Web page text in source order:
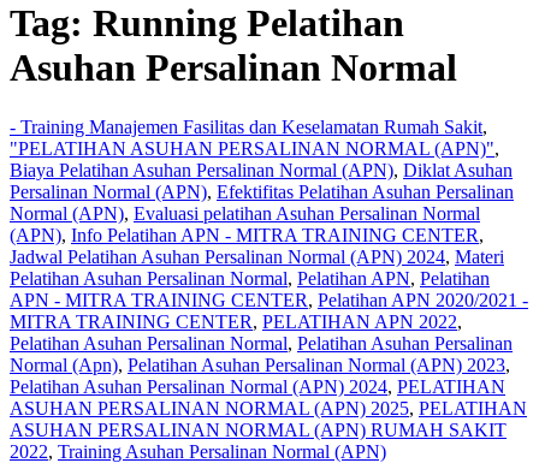
Tag: Running Pelatihan
Asuhan Persalinan Normal
- Training Manajemen Fasilitas dan Keselamatan Rumah Sakit,
"PELATIHAN ASUHAN PERSALINAN NORMAL (APN)",
Biaya Pelatihan Asuhan Persalinan Normal (APN), Diklat Asuhan
Persalinan Normal (APN), Efektifitas Pelatihan Asuhan Persalinan
Normal (APN), Evaluasi pelatihan Asuhan Persalinan Normal
(APN), Info Pelatihan APN - MITRA TRAINING CENTER,
Jadwal Pelatihan Asuhan Persalinan Normal (APN) 2024, Materi
Pelatihan Asuhan Persalinan Normal, Pelatihan APN, Pelatihan
APN - MITRA TRAINING CENTER, Pelatihan APN 2020/2021 -
MITRA TRAINING CENTER, PELATIHAN APN 2022,
Pelatihan Asuhan Persalinan Normal, Pelatihan Asuhan Persalinan
Normal (Apn), Pelatihan Asuhan Persalinan Normal (APN) 2023,
Pelatihan Asuhan Persalinan Normal (APN) 2024, PELATIHAN
ASUHAN PERSALINAN NORMAL (APN) 2025, PELATIHAN
ASUHAN PERSALINAN NORMAL (APN) RUMAH SAKIT
2022, Training Asuhan Persalinan Normal (APN)